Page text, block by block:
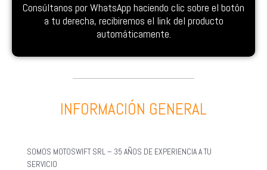
Consúltanos por WhatsApp haciendo clic sobre el botón
a tu derecha, recibiremos el link del producto
automáticamente.
INFORMACIÓN GENERAL
SOMOS MOTOSWIFT SRL – 35 AÑOS DE EXPERIENCIA A TU
SERVICIO